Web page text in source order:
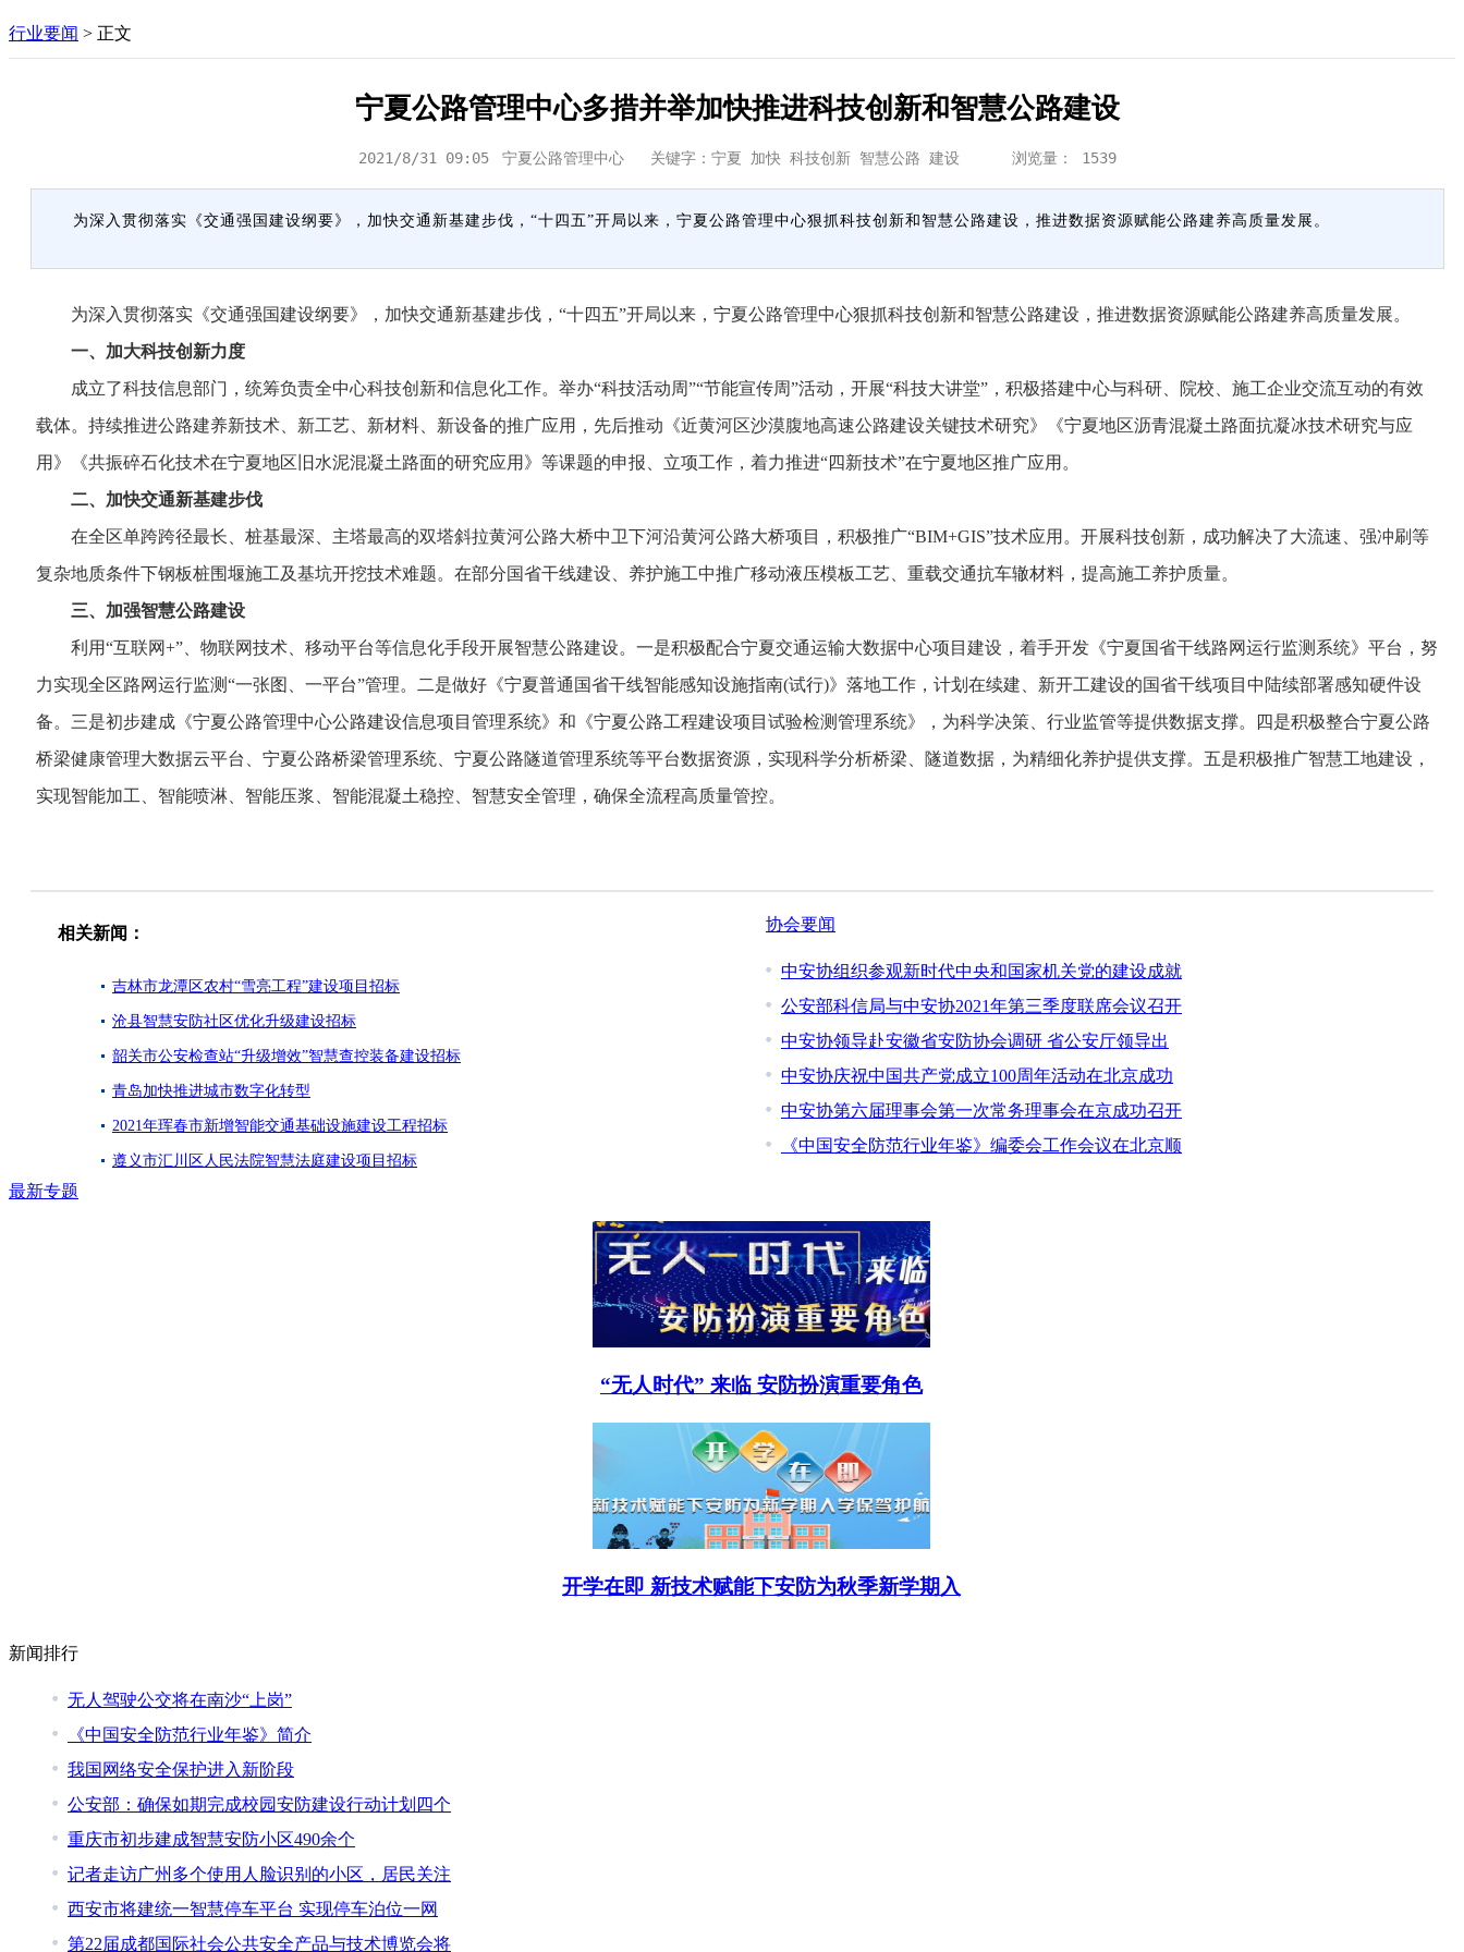
行业要闻 > 正文
宁夏公路管理中心多措并举加快推进科技创新和智慧公路建设
2021/8/31 09:05 宁夏公路管理中心 关键字：宁夏 加快 科技创新 智慧公路 建设 浏览量： 1539
为深入贯彻落实《交通强国建设纲要》，加快交通新基建步伐，“十四五”开局以来，宁夏公路管理中心狠抓科技创新和智慧公路建设，推进数据资源赋能公路建养高质量发展。
为深入贯彻落实《交通强国建设纲要》，加快交通新基建步伐，“十四五”开局以来，宁夏公路管理中心狠抓科技创新和智慧公路建设，推进数据资源赋能公路建养高质量发展。
一、加大科技创新力度
成立了科技信息部门，统筹负责全中心科技创新和信息化工作。举办“科技活动周”“节能宣传周”活动，开展“科技大讲堂”，积极搭建中心与科研、院校、施工企业交流互动的有效
载体。持续推进公路建养新技术、新工艺、新材料、新设备的推广应用，先后推动《近黄河区沙漠腹地高速公路建设关键技术研究》《宁夏地区沥青混凝土路面抗凝冰技术研究与应
用》《共振碎石化技术在宁夏地区旧水泥混凝土路面的研究应用》等课题的申报、立项工作，着力推进“四新技术”在宁夏地区推广应用。
二、加快交通新基建步伐
在全区单跨跨径最长、桩基最深、主塔最高的双塔斜拉黄河公路大桥中卫下河沿黄河公路大桥项目，积极推广“BIM+GIS”技术应用。开展科技创新，成功解决了大流速、强冲刷等
复杂地质条件下钢板桩围堰施工及基坑开挖技术难题。在部分国省干线建设、养护施工中推广移动液压模板工艺、重载交通抗车辙材料，提高施工养护质量。
三、加强智慧公路建设
利用“互联网+”、物联网技术、移动平台等信息化手段开展智慧公路建设。一是积极配合宁夏交通运输大数据中心项目建设，着手开发《宁夏国省干线路网运行监测系统》平台，努
力实现全区路网运行监测“一张图、一平台”管理。二是做好《宁夏普通国省干线智能感知设施指南(试行)》落地工作，计划在续建、新开工建设的国省干线项目中陆续部署感知硬件设
备。三是初步建成《宁夏公路管理中心公路建设信息项目管理系统》和《宁夏公路工程建设项目试验检测管理系统》，为科学决策、行业监管等提供数据支撑。四是积极整合宁夏公路
桥梁健康管理大数据云平台、宁夏公路桥梁管理系统、宁夏公路隧道管理系统等平台数据资源，实现科学分析桥梁、隧道数据，为精细化养护提供支撑。五是积极推广智慧工地建设，
实现智能加工、智能喷淋、智能压浆、智能混凝土稳控、智慧安全管理，确保全流程高质量管控。
相关新闻：
吉林市龙潭区农村“雪亮工程”建设项目招标
沧县智慧安防社区优化升级建设招标
韶关市公安检查站“升级增效”智慧查控装备建设招标
青岛加快推进城市数字化转型
2021年珲春市新增智能交通基础设施建设工程招标
遵义市汇川区人民法院智慧法庭建设项目招标
协会要闻
中安协组织参观新时代中央和国家机关党的建设成就
公安部科信局与中安协2021年第三季度联席会议召开
中安协领导赴安徽省安防协会调研 省公安厅领导出
中安协庆祝中国共产党成立100周年活动在北京成功
中安协第六届理事会第一次常务理事会在京成功召开
《中国安全防范行业年鉴》编委会工作会议在北京顺
最新专题
“无人时代” 来临 安防扮演重要角色
开学在即 新技术赋能下安防为秋季新学期入
新闻排行
无人驾驶公交将在南沙“上岗”
《中国安全防范行业年鉴》简介
我国网络安全保护进入新阶段
公安部：确保如期完成校园安防建设行动计划四个
重庆市初步建成智慧安防小区490余个
记者走访广州多个使用人脸识别的小区，居民关注
西安市将建统一智慧停车平台 实现停车泊位一网
第22届成都国际社会公共安全产品与技术博览会将